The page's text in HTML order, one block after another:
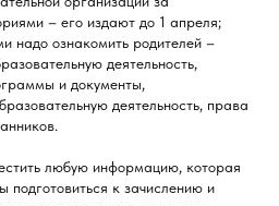
– его издают до 1 апреля;
надо ознакомить родителей –
деятельность,
и документы,
деятельность, права
любую информацию, которая
подготовиться к зачислению и